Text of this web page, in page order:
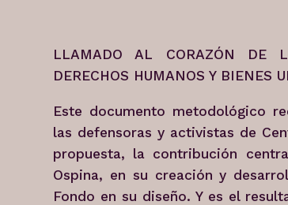
LLAMADO AL CORAZÓN DE
DERECHOS HUMANOS Y BIENES
Este documento metodológico
las defensoras y activistas de
propuesta, la contribución
Ospina, en su creación y
Fondo en su diseño. Y es el